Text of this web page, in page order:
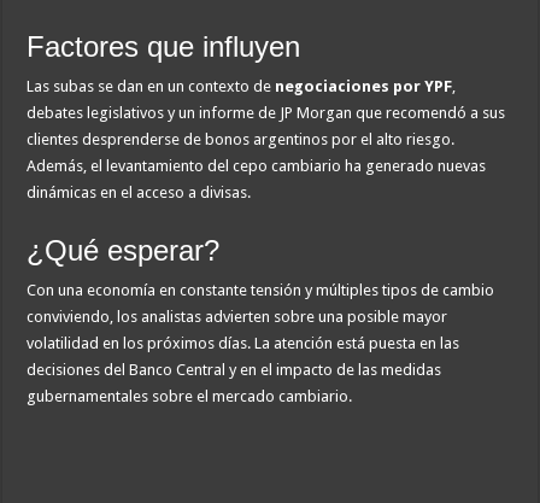
Factores que influyen
Las subas se dan en un contexto de negociaciones por YPF,
debates legislativos y un informe de JP Morgan que recomendó a sus
clientes desprenderse de bonos argentinos por el alto riesgo.
Además, el levantamiento del cepo cambiario ha generado nuevas
dinámicas en el acceso a divisas.
¿Qué esperar?
Con una economía en constante tensión y múltiples tipos de cambio
conviviendo, los analistas advierten sobre una posible mayor
volatilidad en los próximos días. La atención está puesta en las
decisiones del Banco Central y en el impacto de las medidas
gubernamentales sobre el mercado cambiario.